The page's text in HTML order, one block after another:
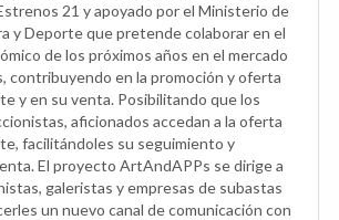
21 y apoyado por el Ministerio de
y Deporte que pretende colaborar en el
de los próximos años en el mercado
contribuyendo en la promoción y oferta
y en su venta. Posibilitando que los
aficionados accedan a la oferta
facilitándoles su seguimiento y
El proyecto ArtAndAPPs se dirige a
galeristas y empresas de subastas
un nuevo canal de comunicación con